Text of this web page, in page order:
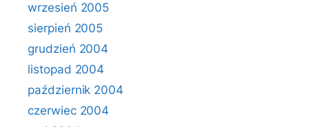
wrzesień 2005
sierpień 2005
grudzień 2004
listopad 2004
październik 2004
czerwiec 2004